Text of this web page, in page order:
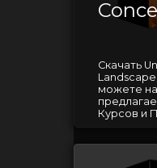
Скачать
можете
Курсов и